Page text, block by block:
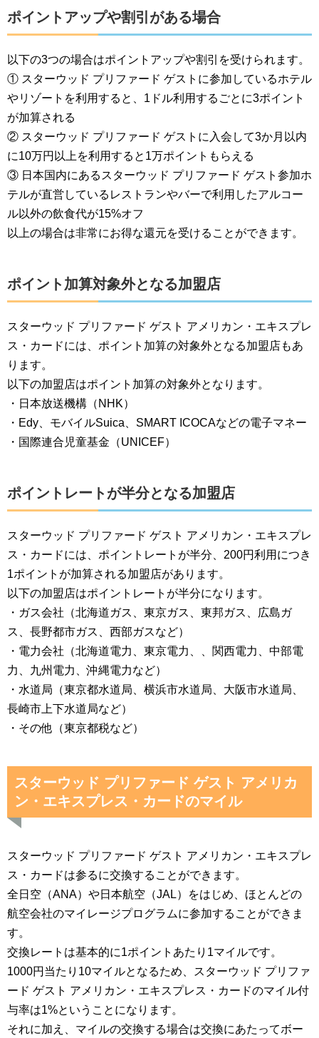
ポイントアップや割引がある場合
以下の3つの場合はポイントアップや割引を受けられます。
① スターウッド プリファード ゲストに参加しているホテル
やリゾートを利用すると、1ドル利用するごとに3ポイント
が加算される
② スターウッド プリファード ゲストに入会して3か月以内
に10万円以上を利用すると1万ポイントもらえる
③ 日本国内にあるスターウッド プリファード ゲスト参加ホ
テルが直営しているレストランやバーで利用したアルコー
ル以外の飲食代が15%オフ
以上の場合は非常にお得な還元を受けることができます。
ポイント加算対象外となる加盟店
スターウッド プリファード ゲスト アメリカン・エキスプレ
ス・カードには、ポイント加算の対象外となる加盟店もあ
ります。
以下の加盟店はポイント加算の対象外となります。
・日本放送機構（NHK）
・Edy、モバイルSuica、SMART ICOCAなどの電子マネー
・国際連合児童基金（UNICEF）
ポイントレートが半分となる加盟店
スターウッド プリファード ゲスト アメリカン・エキスプレ
ス・カードには、ポイントレートが半分、200円利用につき
1ポイントが加算される加盟店があります。
以下の加盟店はポイントレートが半分になります。
・ガス会社（北海道ガス、東京ガス、東邦ガス、広島ガ
ス、長野都市ガス、西部ガスなど）
・電力会社（北海道電力、東京電力、、関西電力、中部電
力、九州電力、沖縄電力など）
・水道局（東京都水道局、横浜市水道局、大阪市水道局、
長崎市上下水道局など）
・その他（東京都税など）
スターウッド プリファード ゲスト アメリカ
ン・エキスプレス・カードのマイル
スターウッド プリファード ゲスト アメリカン・エキスプレ
ス・カードは参るに交換することができます。
全日空（ANA）や日本航空（JAL）をはじめ、ほとんどの
航空会社のマイレージプログラムに参加することができま
す。
交換レートは基本的に1ポイントあたり1マイルです。
1000円当たり10マイルとなるため、スターウッド プリファ
ード ゲスト アメリカン・エキスプレス・カードのマイル付
与率は1%ということになります。
それに加え、マイルの交換する場合は交換にあたってボー